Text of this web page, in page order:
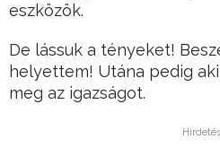
eszközök.
De lássuk a tényeket!
helyettem! Utána pedig
meg az igazságot.
Hirdetés